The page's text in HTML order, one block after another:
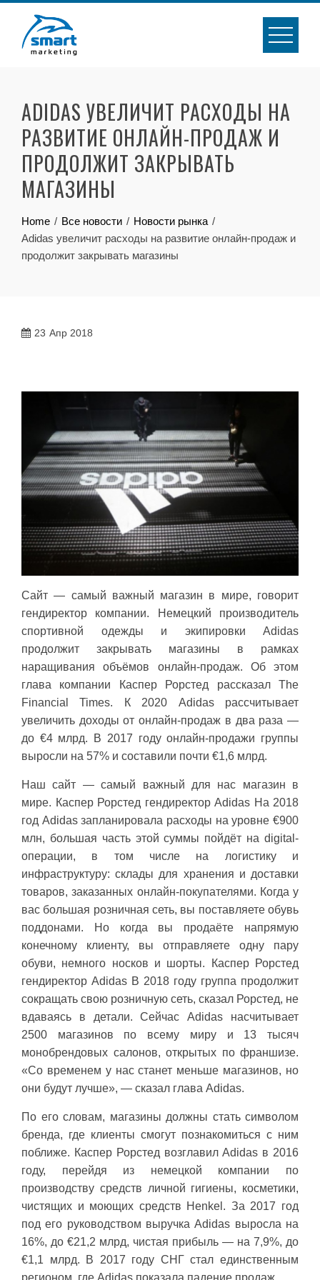
content
ADIDAS УВЕЛИЧИТ РАСХОДЫ НА
РАЗВИТИЕ ОНЛАЙН-ПРОДАЖ И
ПРОДОЛЖИТ ЗАКРЫВАТЬ
МАГАЗИНЫ
Home Все новости
Новости рынка
Adidas увеличит расходы на развитие онлайн-продаж и
продолжит закрывать магазины
23 Апр 2018
Сайт — самый важный магазин в мире, говорит
гендиректор компании. Немецкий производитель
спортивной одежды и экипировки Adidas
продолжит закрывать магазины в рамках
наращивания объёмов онлайн-продаж. Об этом
глава компании Каспер Рорстед рассказал The
Financial Times. К 2020 Adidas рассчитывает
увеличить доходы от онлайн-продаж в два раза —
до €4 млрд. В 2017 году онлайн-продажи группы
выросли на 57% и составили почти €1,6 млрд.
Наш сайт — самый важный для нас магазин в
мире. Каспер Рорстед гендиректор Adidas На 2018
год Adidas запланировала расходы на уровне €900
млн, большая часть этой суммы пойдёт на digital-
операции, в том числе на логистику и
инфраструктуру: склады для хранения и доставки
товаров, заказанных онлайн-покупателями. Когда у
вас большая розничная сеть, вы поставляете обувь
поддонами. Но когда вы продаёте напрямую
конечному клиенту, вы отправляете одну пару
обуви, немного носков и шорты. Каспер Рорстед
гендиректор Adidas В 2018 году группа продолжит
сокращать свою розничную сеть, сказал Рорстед, не
вдаваясь в детали. Сейчас Adidas насчитывает
2500 магазинов по всему миру и 13 тысяч
монобрендовых салонов, открытых по франшизе.
«Со временем у нас станет меньше магазинов, но
они будут лучше», — сказал глава Adidas.
По его словам, магазины должны стать символом
бренда, где клиенты смогут познакомиться с ним
поближе. Каспер Рорстед возглавил Adidas в 2016
году, перейдя из немецкой компании по
производству средств личной гигиены, косметики,
чистящих и моющих средств Henkel. За 2017 год
под его руководством выручка Adidas выросла на
16%, до €21,2 млрд, чистая прибыль — на 7,9%, до
€1,1 млрд. В 2017 году СНГ стал единственным
регионом, где Adidas показала падение продаж.